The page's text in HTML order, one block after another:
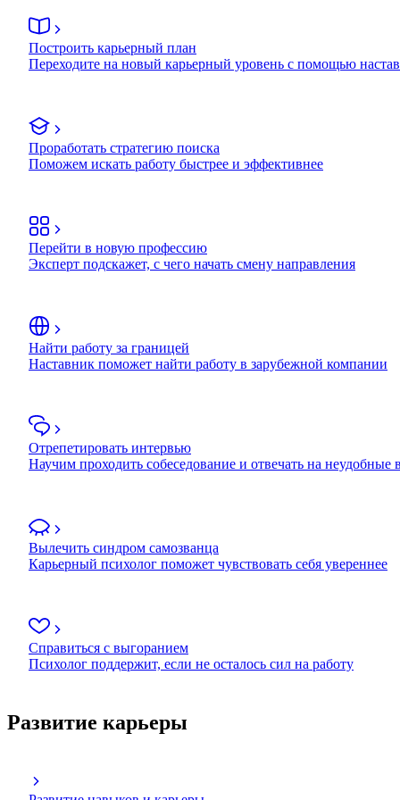
Построить карьерный план
Переходите на новый карьерный уровень с помощью
Проработать стратегию поиска
Поможем искать работу быстрее и эффективнее
Перейти в новую профессию
Эксперт подскажет, с чего начать смену направления
Найти работу за границей
Наставник поможет найти работу в зарубежной компании
Отрепетировать интервью
Научим проходить собеседование и отвечать на неудобные
Вылечить синдром самозванца
Карьерный психолог поможет чувствовать себя увереннее
Справиться с выгоранием
Психолог поддержит, если не осталось сил на работу
Развитие карьеры